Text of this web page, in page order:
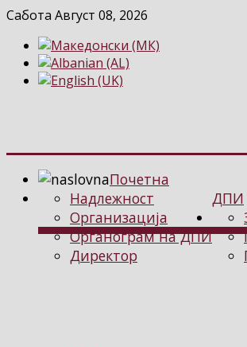
Сабота Август 08, 2026
Почетна
ДПИ
Надлежност
Организација
Органограм на ДПИ
Директор